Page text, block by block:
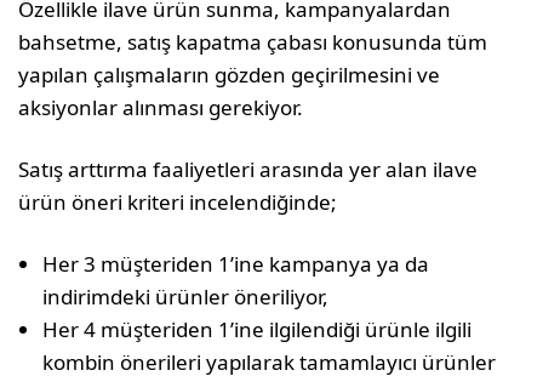
Özellikle ilave ürün sunma, kampanyalardan
bahsetme, satış kapatma çabası konusunda tüm
yapılan çalışmaların gözden geçirilmesini ve
aksiyonlar alınması gerekiyor.
Satış arttırma faaliyetleri arasında yer alan ilave
ürün öneri kriteri incelendiğinde;
Her 3 müşteriden 1’ine kampanya ya da
indirimdeki ürünler öneriliyor,
Her 4 müşteriden 1’ine ilgilendiği ürünle ilgili
kombin önerileri yapılarak tamamlayıcı ürünler